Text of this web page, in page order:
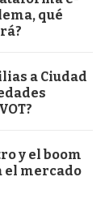
qué
a Ciudad
y el boom
el mercado